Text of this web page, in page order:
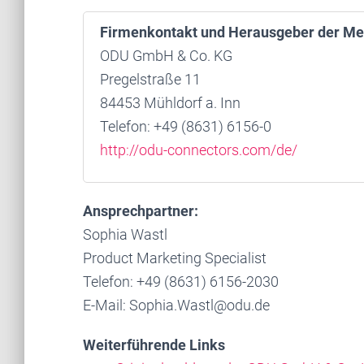
Firmenkontakt und Herausgeber der
ODU GmbH & Co. KG
Pregelstraße 11
84453 Mühldorf a. Inn
Telefon: +49 (8631) 6156-0
http://odu-connectors.com/de/
Ansprechpartner:
Sophia Wastl
Product Marketing Specialist
Telefon: +49 (8631) 6156-2030
E-Mail: Sophia.Wastl@odu.de
Weiterführende Links